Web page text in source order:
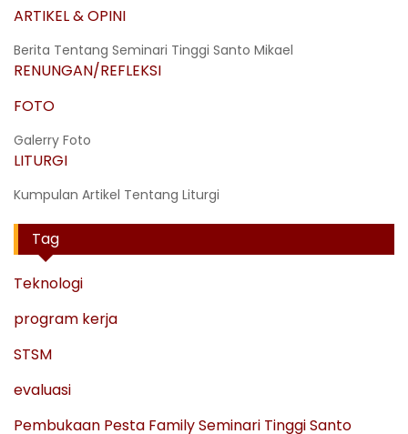
ARTIKEL & OPINI
Berita Tentang Seminari Tinggi Santo Mikael
RENUNGAN/REFLEKSI
FOTO
Galerry Foto
LITURGI
Kumpulan Artikel Tentang Liturgi
Tag
Teknologi
program kerja
STSM
evaluasi
Pembukaan Pesta Family Seminari Tinggi Santo